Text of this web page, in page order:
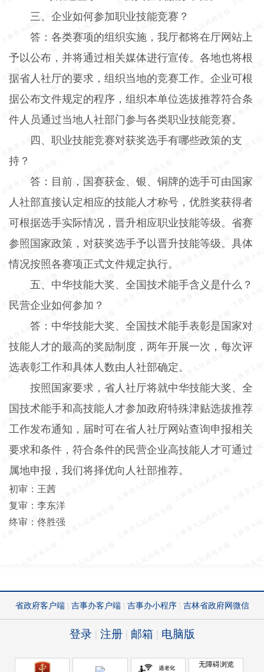
三、企业如何参加职业技能竞赛？
答：各类赛项的组织实施，我厅都将在厅网站上
予以公布，并将通过相关媒体进行宣传。各地也将根
据省人社厅的要求，组织当地的竞赛工作。企业可根
据公布文件规定的程序，组织本单位选拔推荐符合条
件人员通过当地人社部门参与各类职业技能竞赛。
四、职业技能竞赛对获奖选手有哪些政策的支
持？
答：目前，国赛获金、银、铜牌的选手可由国家
人社部直接认定相应的技能人才称号，优胜奖获得者
可根据选手实际情况，晋升相应职业技能等级。省赛
参照国家政策，对获奖选手予以晋升技能等级。具体
情况按照各赛项正式文件规定执行。
五、中华技能大奖、全国技术能手含义是什么？
民营企业如何参加？
答：中华技能大奖、全国技术能手表彰是国家对
技能人才的最高的奖励制度，两年开展一次，每次评
选表彰工作和具体人数由人社部确定。
按照国家要求，省人社厅将就中华技能大奖、全
国技术能手和高技能人才参加政府特殊津贴选拔推荐
工作发布通知，届时可在省人社厅网站查询申报相关
要求和条件，符合条件的民营企业高技能人才可通过
属地申报，我们将择优向人社部推荐。
初审：王茜
复审：李东洋
终审：佟胜强